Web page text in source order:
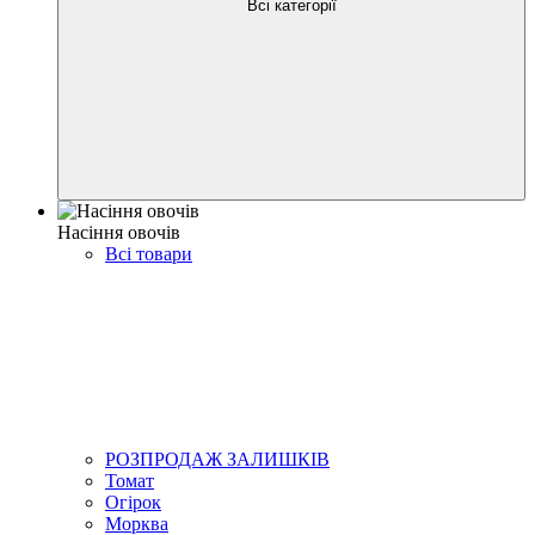
Всі категорії
Насіння овочів
Всі товари
РОЗПРОДАЖ ЗАЛИШКІВ
Томат
Огірок
Морква